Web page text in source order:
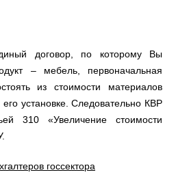
договор, по которому Вы
– мебель, первоначальная
из стоимости материалов
установке. Следовательно КВР
310 «Увеличение стоимости
госсектора